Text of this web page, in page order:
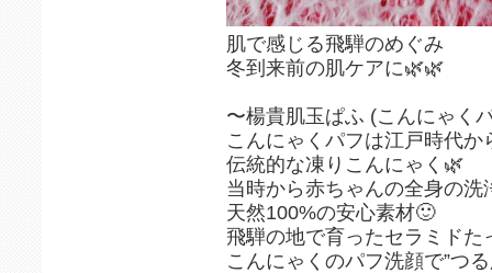
肌で感じる飛騨のめぐみ
冬到来前の肌ケアに🌿🌿
〜楊貴肌玉ぱふ (こんにゃく
こんにゃくパフは江戸時代か
伝統的な凍りこんにゃく🌿
当時から赤ちゃんの全身の洗
天然100%の安心素材🙂
飛騨の地で育ったセラミドた
こんにゃくのパフ洗顔で”つ